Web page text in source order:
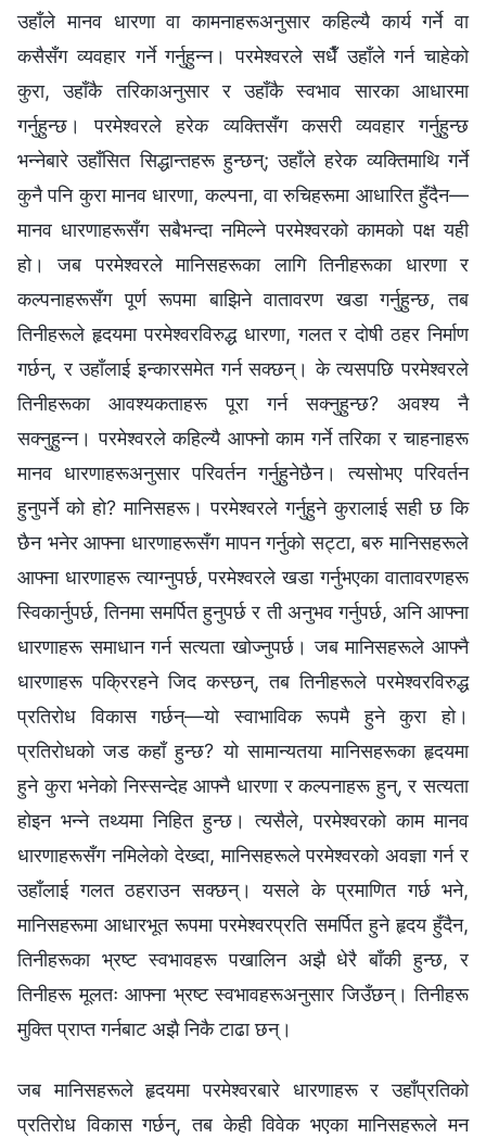
उहाँले मानव धारणा वा कामनाहरूअनुसार कहिल्यै कार्य गर्ने वा
कसैसँग व्यवहार गर्ने गर्नुहुन्न। परमेश्‍वरले सधैँ उहाँले गर्न चाहेको
कुरा, उहाँकै तरिकाअनुसार र उहाँकै स्वभाव सारका आधारमा
गर्नुहुन्छ। परमेश्‍वरले हरेक व्यक्तिसँग कसरी व्यवहार गर्नुहुन्छ
भन्‍नेबारे उहाँसित सिद्धान्तहरू हुन्छन्; उहाँले हरेक व्यक्तिमाथि गर्ने
कुनै पनि कुरा मानव धारणा, कल्पना, वा रुचिहरूमा आधारित हुँदैन—
मानव धारणाहरूसँग सबैभन्दा नमिल्‍ने परमेश्‍वरको कामको पक्ष यही
हो। जब परमेश्‍वरले मानिसहरूका लागि तिनीहरूका धारणा र
कल्पनाहरूसँग पूर्ण रूपमा बाझिने वातावरण खडा गर्नुहुन्छ, तब
तिनीहरूले हृदयमा परमेश्‍वरविरुद्ध धारणा, गलत र दोषी ठहर निर्माण
गर्छन्, र उहाँलाई इन्कारसमेत गर्न सक्छन्। के त्यसपछि परमेश्‍वरले
तिनीहरूका आवश्यकताहरू पूरा गर्न सक्नुहुन्छ? अवश्य नै
सक्‍नुहुन्‍न। परमेश्‍वरले कहिल्यै आफ्नो काम गर्ने तरिका र चाहनाहरू
मानव धारणाहरूअनुसार परिवर्तन गर्नुहुनेछैन। त्यसोभए परिवर्तन
हुनुपर्ने को हो? मानिसहरू। परमेश्‍वरले गर्नुहुने कुरालाई सही छ कि
छैन भनेर आफ्‍ना धारणाहरूसँग मापन गर्नुको सट्टा, बरु मानिसहरूले
आफ्‍ना धारणाहरू त्याग्‍नुपर्छ, परमेश्‍वरले खडा गर्नुभएका वातावरणहरू
स्विकार्नुपर्छ, तिनमा समर्पित हुनुपर्छ र ती अनुभव गर्नुपर्छ, अनि आफ्‍ना
धारणाहरू समाधान गर्न सत्यता खोज्‍नुपर्छ। जब मानिसहरूले आफ्नै
धारणाहरू पक्रिरहने जिद कस्छन्, तब तिनीहरूले परमेश्‍वरविरुद्ध
प्रतिरोध विकास गर्छन्—यो स्वाभाविक रूपमै हुने कुरा हो।
प्रतिरोधको जड कहाँ हुन्छ? यो सामान्यतया मानिसहरूका हृदयमा
हुने कुरा भनेको निस्सन्देह आफ्नै धारणा र कल्पनाहरू हुन्, र सत्यता
होइन भन्‍ने तथ्यमा निहित हुन्छ। त्यसैले, परमेश्‍वरको काम मानव
धारणाहरूसँग नमिलेको देख्दा, मानिसहरूले परमेश्‍वरको अवज्ञा गर्न र
उहाँलाई गलत ठहराउन सक्छन्। यसले के प्रमाणित गर्छ भने,
मानिसहरूमा आधारभूत रूपमा परमेश्‍वरप्रति समर्पित हुने हृदय हुँदैन,
तिनीहरूका भ्रष्ट स्वभावहरू पखालिन अझै धेरै बाँकी हुन्छ, र
तिनीहरू मूलतः आफ्ना भ्रष्ट स्वभावहरूअनुसार जिउँछन्। तिनीहरू
मुक्ति प्राप्त गर्नबाट अझै निकै टाढा छन्।
जब मानिसहरूले हृदयमा परमेश्‍वरबारे धारणाहरू र उहाँप्रतिको
प्रतिरोध विकास गर्छन्, तब केही विवेक भएका मानिसहरूले मन